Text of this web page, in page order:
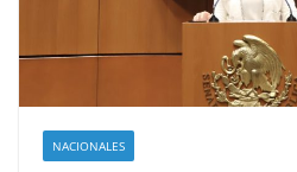
NACIONALES